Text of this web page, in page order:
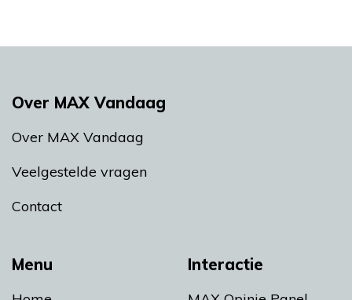
Menu Interactie
Over MAX Vandaag
Over MAX Vandaag
Veelgestelde vragen
Contact